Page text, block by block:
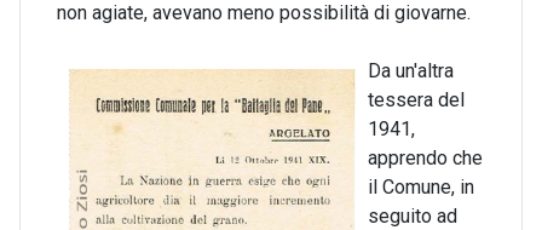
non agiate, avevano meno possibilità di giovarne.
Da un'altra
tessera del
1941,
apprendo che
il Comune, in
seguito ad